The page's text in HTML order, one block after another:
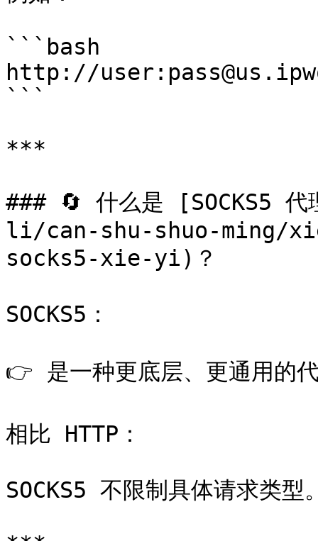
```bash
http://
```
***
### 🔄 什么是
li/can-shu-shuo-ming/
socks5-xie-yi)？
SOCKS5：
👉 是一种更底层、更通用的
相比 HTTP：
SOCKS5 不限制具体请求类型